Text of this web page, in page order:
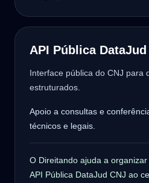
API Pública DataJud
Interface pública do CNJ para
estruturados.
Apoio a consultas e
técnicos e legais.
O Direitando ajuda a
API Pública DataJud CNJ ao